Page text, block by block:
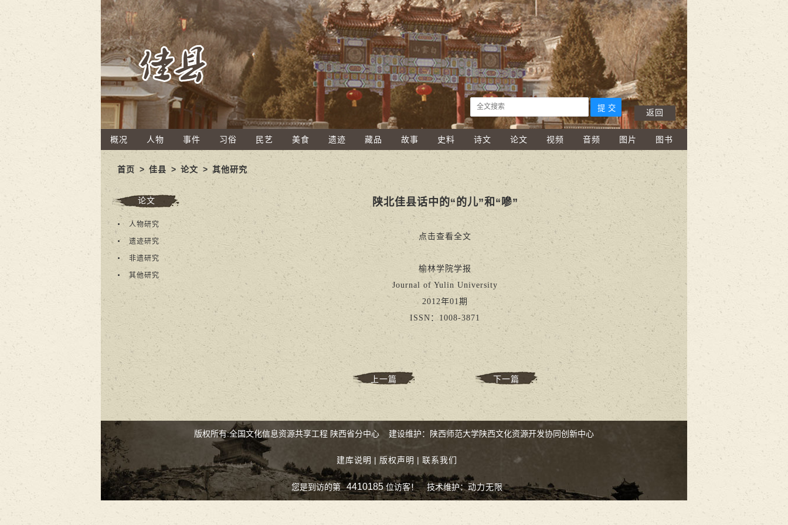
概况 人物 事件 习俗 民艺 美食 遗迹 藏品 故事 史料 诗文 论文 视频 音频 图片 图书
返回
首页 >佳县 > 论文 > 其他研究
论文
人物研究
遗迹研究
非遗研究
其他研究
陕北佳县话中的“的儿”和“嘇”
点击查看全文
榆林学院学报
Journal of Yulin University
2012年01期
ISSN：1008-3871
上一篇 下一篇
版权所有:全国文化信息资源共享工程 陕西省分中心 建设维护：陕西师范大学陕西文化资源开发协同创新中心
建库说明 | 版权声明 | 联系我们
您是到访的第 4410185 位访客！ 技术维护：动力无限